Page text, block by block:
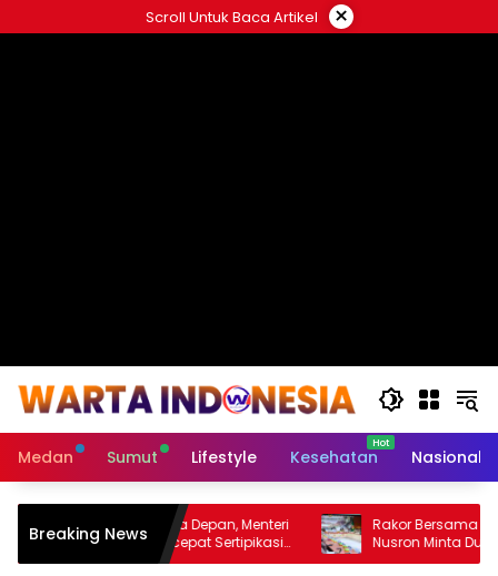
ke
Scroll Untuk Baca Artikel ×
Medan Sumut Lifestyle Kesehatan Nasional
Breaking News
di Masa Depan, Menteri
Pemda Percepat Sertipikasi
Ibadah di NTT
Rakor Bersama Pemda Se-
Nusron Minta Dukungan
Wujudkan Transformasi